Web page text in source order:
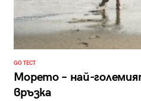
GO ТЕСТ
Морето – най-
връзка